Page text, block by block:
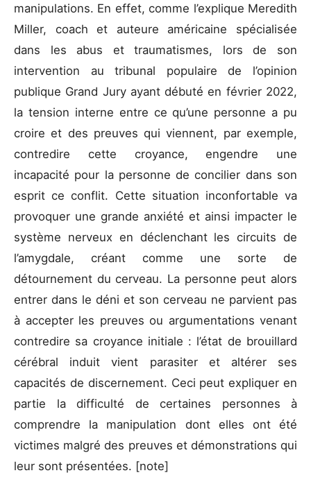
manipulations. En effet, comme l’explique Meredith
Miller, coach et auteure américaine spécialisée
dans les abus et traumatismes, lors de son
intervention au tribunal populaire de l’opinion
publique Grand Jury ayant débuté en février 2022,
la tension interne entre ce qu’une personne a pu
croire et des preuves qui viennent, par exemple,
contredire cette croyance, engendre une
incapacité pour la personne de concilier dans son
esprit ce conflit. Cette situation inconfortable va
provoquer une grande anxiété et ainsi impacter le
système nerveux en déclenchant les circuits de
l’amygdale, créant comme une sorte de
détournement du cerveau. La personne peut alors
entrer dans le déni et son cerveau ne parvient pas
à accepter les preuves ou argumentations venant
contredire sa croyance initiale : l’état de brouillard
cérébral induit vient parasiter et altérer ses
capacités de discernement. Ceci peut expliquer en
partie la difficulté de certaines personnes à
comprendre la manipulation dont elles ont été
victimes malgré des preuves et démonstrations qui
leur sont présentées. [note]